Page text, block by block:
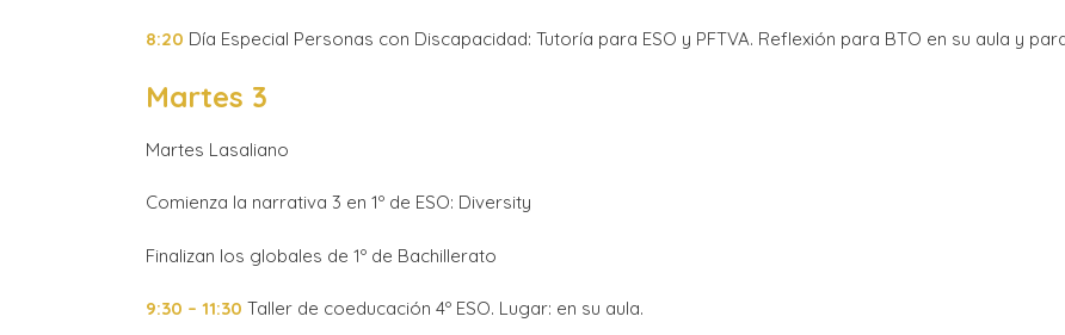
8:20 Día Especial Personas con Discapacidad: Tutoría para ESO y PFTVA. Reflexión para BTO en su aula y
Martes 3
Martes Lasaliano
Comienza la narrativa 3 en 1º de ESO: Diversity
Finalizan los globales de 1º de Bachillerato
9:30 – 11:30 Taller de coeducación 4º ESO. Lugar: en su aula.